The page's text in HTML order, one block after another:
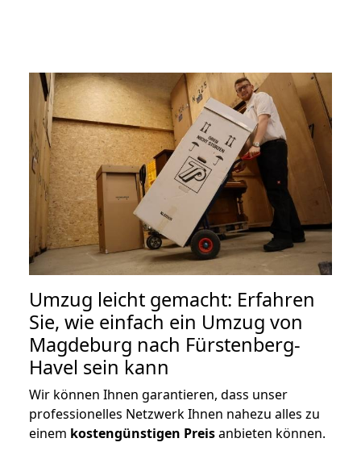
Umzug leicht gemacht: Erfahren
Sie, wie einfach ein Umzug von
Magdeburg nach Fürstenberg-
Havel sein kann
Wir können Ihnen garantieren, dass unser
professionelles Netzwerk Ihnen nahezu alles zu
einem kostengünstigen Preisanbieten können.